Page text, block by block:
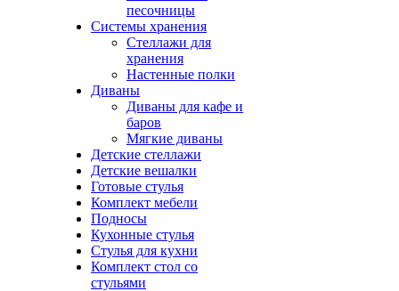
песочницы
Системы хранения
Стеллажи для
хранения
Настенные полки
Диваны
Диваны для кафе и
баров
Мягкие диваны
Детские стеллажи
Детские вешалки
Готовые стулья
Комплект мебели
Подносы
Кухонные стулья
Стулья для кухни
Комплект стол со
стульями